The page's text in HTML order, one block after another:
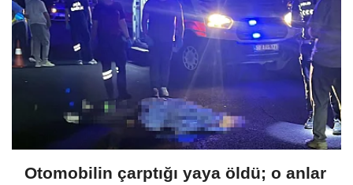
Otomobilin çarptığı yaya öldü; o anlar